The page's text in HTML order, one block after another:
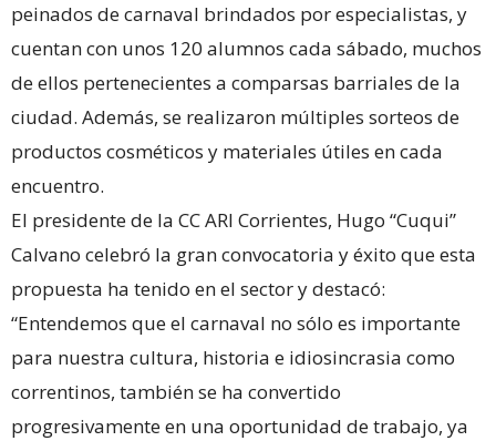
peinados de carnaval brindados por especialistas, y
cuentan con unos 120 alumnos cada sábado, muchos
de ellos pertenecientes a comparsas barriales de la
ciudad. Además, se realizaron múltiples sorteos de
productos cosméticos y materiales útiles en cada
encuentro.
El presidente de la CC ARI Corrientes, Hugo “Cuqui”
Calvano celebró la gran convocatoria y éxito que esta
propuesta ha tenido en el sector y destacó:
“Entendemos que el carnaval no sólo es importante
para nuestra cultura, historia e idiosincrasia como
correntinos, también se ha convertido
progresivamente en una oportunidad de trabajo, ya